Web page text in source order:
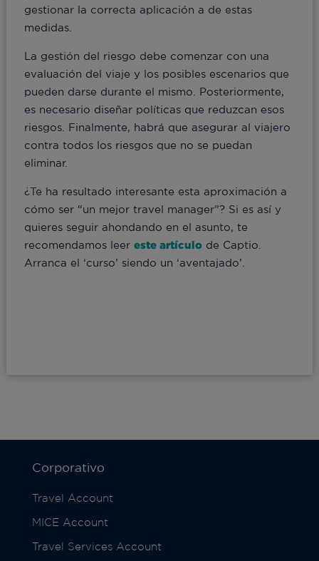
gestionar la correcta aplicación a de estas
medidas.
La gestión del riesgo debe comenzar con una
evaluación del viaje y los posibles escenarios que
pueden darse durante el mismo. Posteriormente,
es necesario diseñar políticas que reduzcan esos
riesgos. Finalmente, habrá que asegurar al viajero
contra todos los riesgos que no se puedan
eliminar.
¿Te ha resultado interesante esta aproximación a
cómo ser “un mejor travel manager”? Si es así y
quieres seguir ahondando en el asunto, te
recomendamos leer este artículode Captio.
Arranca el ‘curso’ siendo un ‘aventajado’.
Corporativo
Travel Account
MICE Account
Travel Services Account